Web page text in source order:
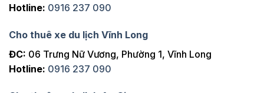
Hotline: 0916 237 090
Cho thuê xe du lịch Vĩnh Long
ĐC: 06 Trưng Nữ Vương, Phường 1, Vĩnh Long
Hotline: 0916 237 090